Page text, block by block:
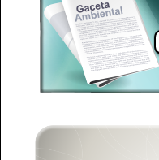
Comisión de Personal